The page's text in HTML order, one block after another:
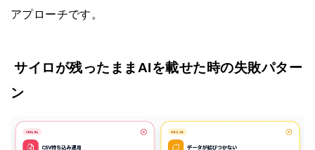
アプローチです。
サイロが残ったままAIを載せた時の失敗パター
ン